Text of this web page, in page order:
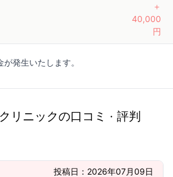
＋
40,000
円
発生いたします。
リニックの口コミ · 評判
投稿日： 2026年07月09日